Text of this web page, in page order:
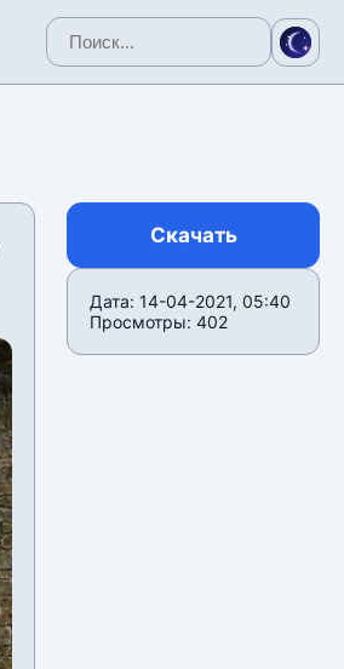
Скачать
Дата: 14-04-2021, 05:40
Просмотры: 402